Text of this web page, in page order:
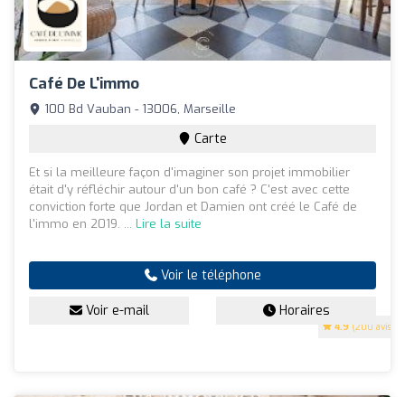
Café De L'immo
4.9 (200 avis)
100 Bd Vauban - 13006, Marseille
Carte
Et si la meilleure façon d'imaginer son projet immobilier
était d'y réfléchir autour d'un bon café ? C'est avec cette
conviction forte que Jordan et Damien ont créé le Café de
l'immo en 2019. ... Lire la suite
Voir le téléphone
Voir e-mail Horaires